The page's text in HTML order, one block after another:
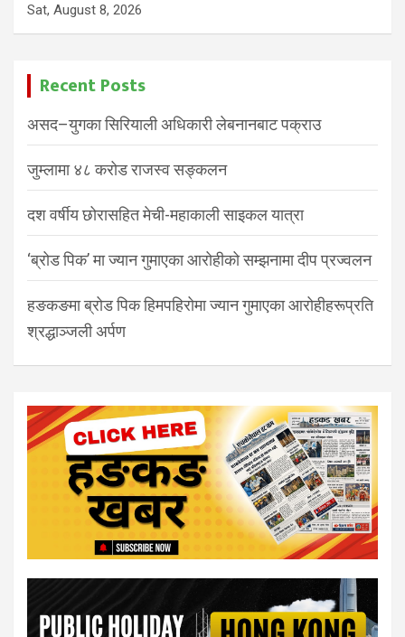
Sat, August 8, 2026
Recent Posts
असद–युगका सिरियाली अधिकारी लेबनानबाट पक्राउ
जुम्लामा ४८ करोड राजस्व सङ्कलन
दश वर्षीय छोरासहित मेची-महाकाली साइकल यात्रा
‘ब्रोड पिक’ मा ज्यान गुमाएका आरोहीको सम्झनामा दीप प्रज्वलन
हङकङमा ब्रोड पिक हिमपहिरोमा ज्यान गुमाएका आरोहीहरूप्रति
श्रद्धाञ्जली अर्पण